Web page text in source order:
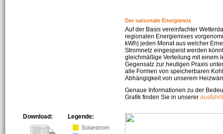
Der saisonale Energiemix
Auf der Basis vereinfachter
regionalen Energiemixes
kWh) jeden Monat aus welcher
Stromnetz eingespeist werden
gleichmäßige Verteilung mit einem
Gegensatz zur heutigen Praxis
alle Formen von speicherbaren
Abhängigkeit von unserem
Genaue Informationen zu der
Grafik finden Sie in unserer
Legende:
Download: